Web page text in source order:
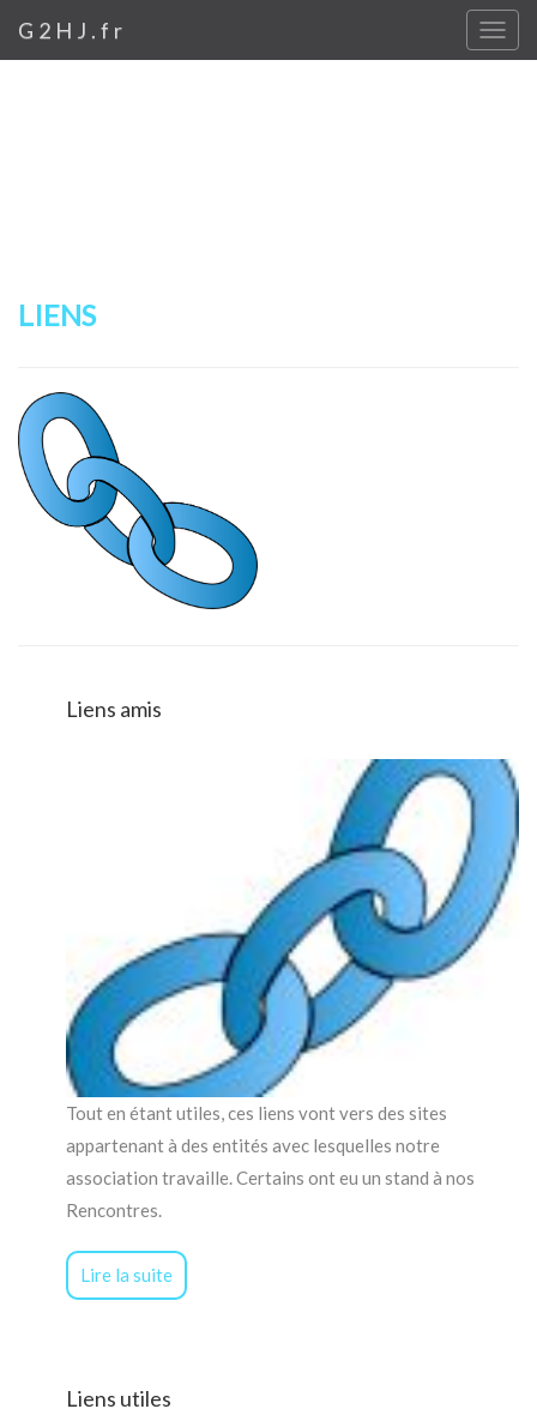
G2HJ.fr
LIENS
Liens amis
Tout en étant utiles, ces liens vont vers des sites
appartenant à des entités avec lesquelles notre
association travaille. Certains ont eu un stand à nos
Rencontres.
Lire la suite
Liens utiles